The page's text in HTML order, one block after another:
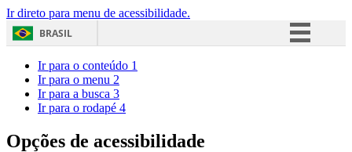
Ir direto para menu de acessibilidade.
BRASIL
Acesso à informação
Ir para o conteúdo 1
Ir para o menu 2
Ir para a busca 3
Ir para o rodapé 4
Opções de acessibilidade